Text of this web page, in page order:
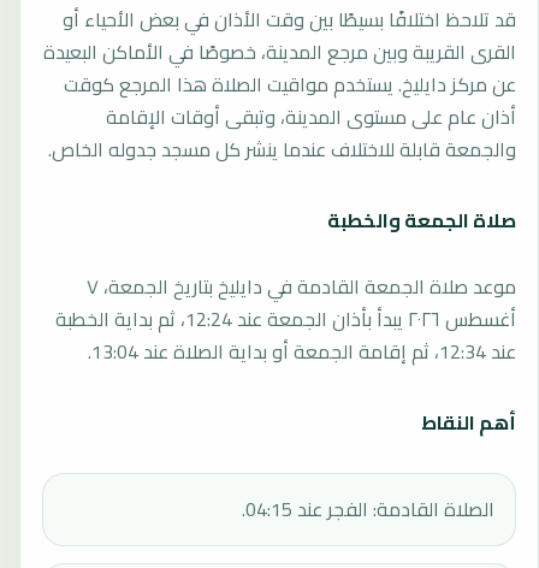
قد تلاحظ اختلافًا بسيطًا بين وقت الأذان في بعض الأحياء أو
القرى القريبة وبين مرجع المدينة، خصوصًا في الأماكن البعيدة
عن مركز دايليخ. يستخدم مواقيت الصلاة هذا المرجع كوقت
أذان عام على مستوى المدينة، وتبقى أوقات الإقامة
والجمعة قابلة للاختلاف عندما ينشر كل مسجد جدوله الخاص.
صلاة الجمعة والخطبة
موعد صلاة الجمعة القادمة في دايليخ بتاريخ الجمعة، ٧
أغسطس ٢٠٢٦ يبدأ بأذان الجمعة عند 12:24، ثم بداية الخطبة
عند 12:34، ثم إقامة الجمعة أو بداية الصلاة عند 13:04.
أهم النقاط
الصلاة القادمة: الفجر عند 04:15.